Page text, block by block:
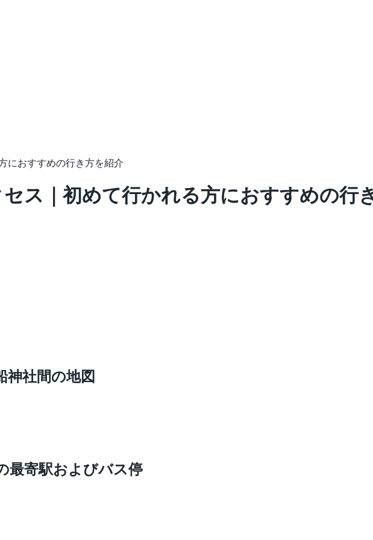
におすすめの行き方を紹介
ス｜初めて行かれる方におすすめの行
神社間の地図
最寄駅およびバス停